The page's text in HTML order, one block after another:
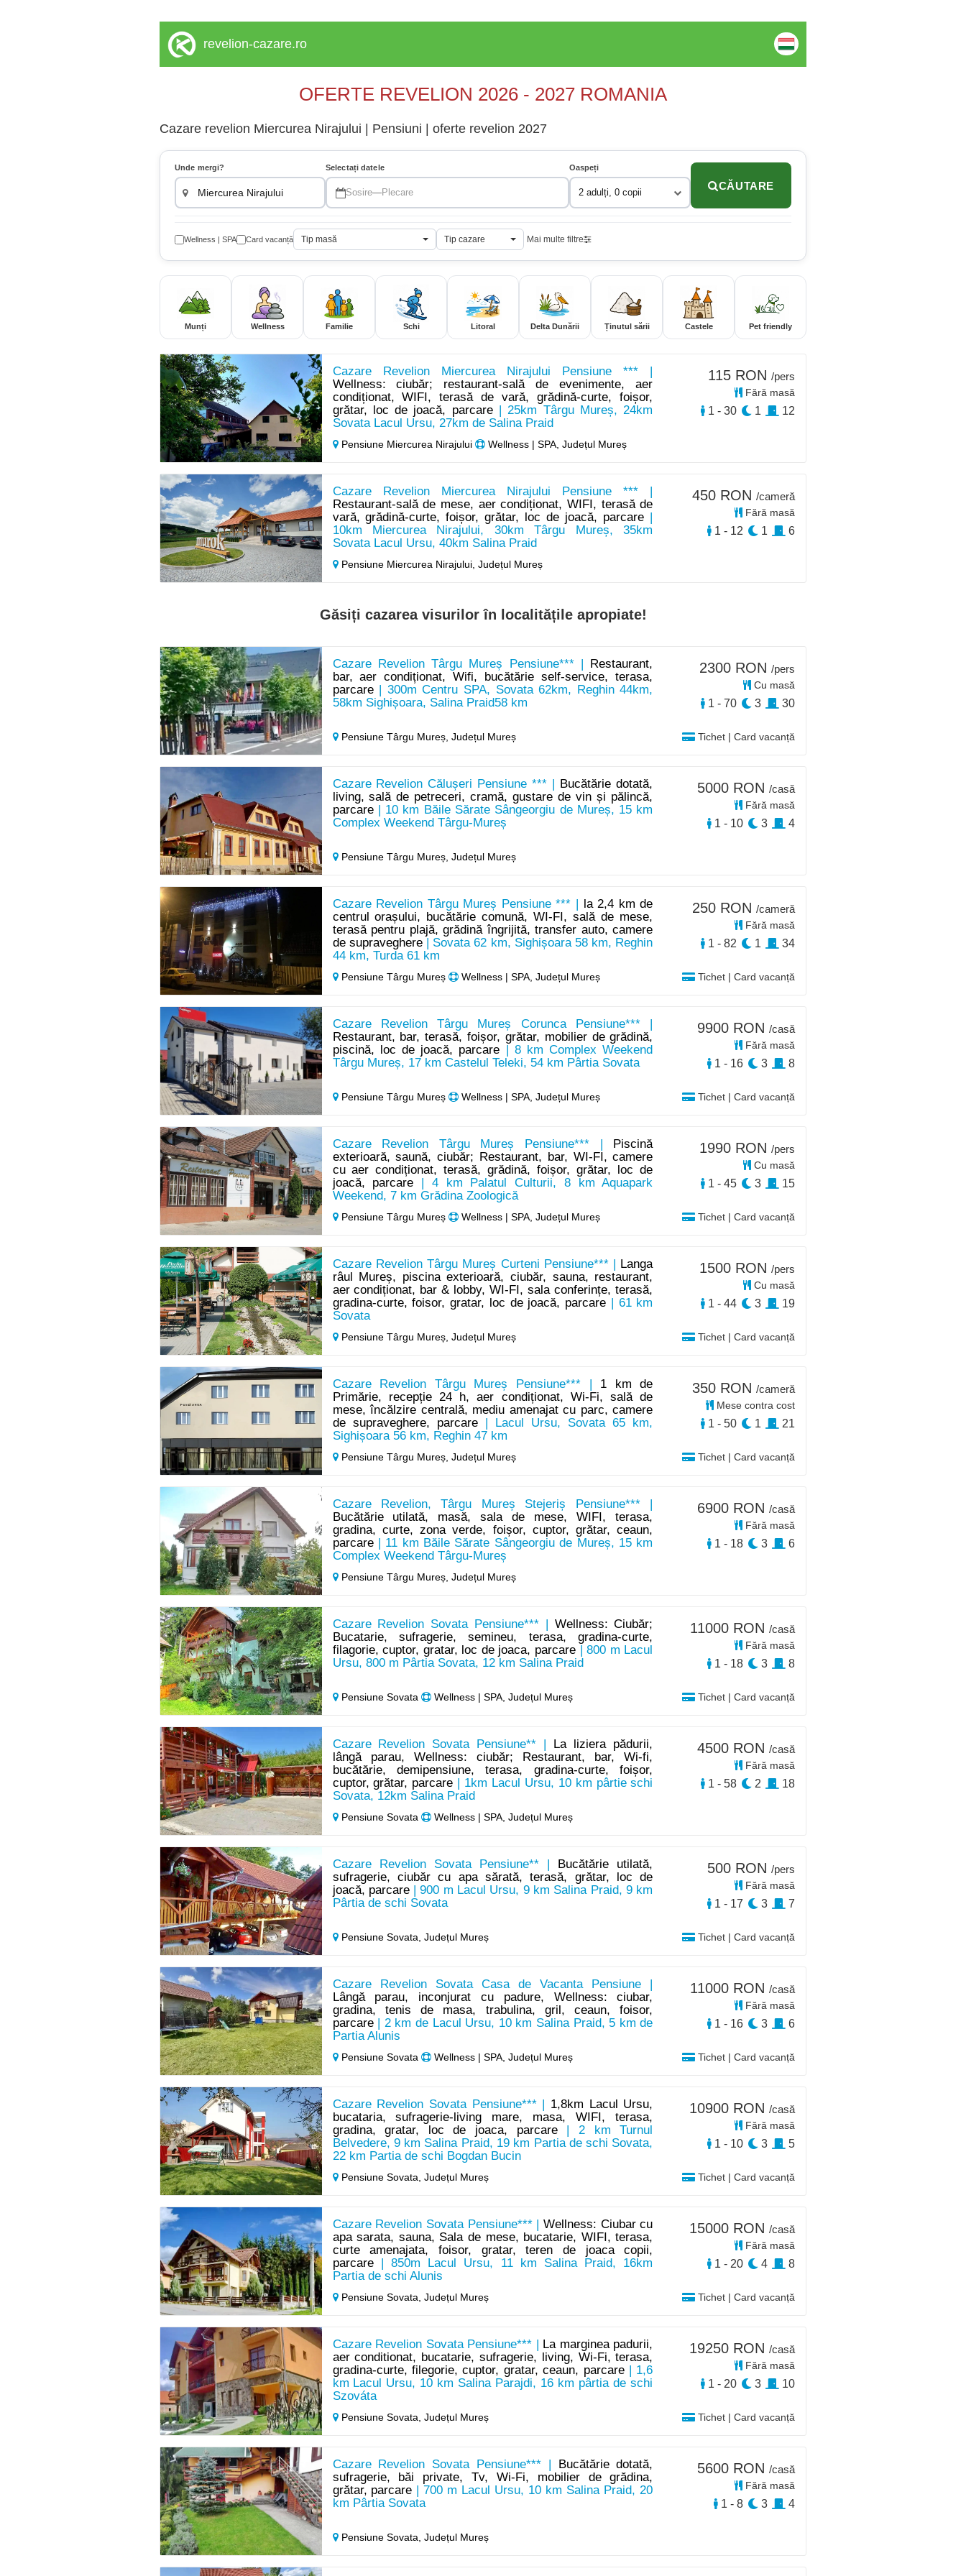
revelion-cazare.ro
OFERTE REVELION 2026 - 2027 ROMANIA
Cazare revelion Miercurea Nirajului | Pensiuni | oferte revelion 2027
Unde mergi? Selectați datele
Sosire—Plecare
Oaspeți
2 adulți, 0 copii
CĂUTARE
Wellness | SPA Card vacanță Tip masă Tip cazare Mai multe filtre
Munți Wellness Familie Schi Litoral Delta Dunării Ținutul sării Castele Pet friendly
Cazare Revelion Miercurea Nirajului Pensiune *** |
Wellness: ciubăr; restaurant-sală de evenimente, aer
condiționat, WIFI, terasă de vară, grădină-curte, foișor,
grătar, loc de joacă, parcare| 25km Târgu Mureș, 24km
Sovata Lacul Ursu, 27km de Salina Praid
Pensiune Miercurea Nirajului Wellness | SPA, Județul Mureș
115 RON /pers
Fără masă
1 - 30 1 12
Cazare Revelion Miercurea Nirajului Pensiune *** |
Restaurant-sală de mese, aer condiționat, WIFI, terasă de
vară, grădină-curte, foișor, grătar, loc de joacă, parcare
10km Miercurea Nirajului, 30km Târgu Mureș, 35km
Sovata Lacul Ursu, 40km Salina Praid
Pensiune Miercurea Nirajului, Județul Mureș
450 RON /cameră
Fără masă
1 - 12 1 6
Găsiți cazarea visurilor în localitățile apropiate!
Cazare Revelion Târgu Mureș Pensiune*** |
Restaurant,
bar, aer condiționat, Wifi, bucătărie self-service, terasa,
parcare| 300m Centru SPA, Sovata 62km, Reghin 44km,
58km Sighișoara, Salina Praid58 km
Pensiune Târgu Mureș, Județul Mureș Tichet | Card vacanță
2300 RON /pers
Cu masă
1 - 70 3 30
Cazare Revelion Călușeri Pensiune *** |
Bucătărie dotată,
living, sală de petreceri, cramă, gustare de vin și pălincă,
parcare| 10 km Băile Sărate Sângeorgiu de Mureș, 15 km
Complex Weekend Târgu-Mureș
Pensiune Târgu Mureș, Județul Mureș
5000 RON /casă
Fără masă
1 - 10 3 4
Cazare Revelion Târgu Mureș Pensiune *** |
la 2,4 km de
centrul orașului, bucătărie comună, WI-FI, sală de mese,
terasă pentru plajă, grădină îngrijită, transfer auto, camere
de supraveghere| Sovata 62 km, Sighișoara 58 km, Reghin
44 km, Turda 61 km
Pensiune Târgu Mureș Wellness | SPA, Județul Mureș Tichet | Card vacanță
250 RON /cameră
Fără masă
1 - 82 1 34
Cazare Revelion Târgu Mureș Corunca Pensiune*** |
Restaurant, bar, terasă, foișor, grătar, mobilier de grădină,
piscină, loc de joacă, parcare | 8 km Complex Weekend
Târgu Mureș, 17 km Castelul Teleki, 54 km Pârtia Sovata
Pensiune Târgu Mureș Wellness | SPA, Județul Mureș Tichet | Card vacanță
9900 RON /casă
Fără masă
1 - 16 3 8
Cazare Revelion Târgu Mureș Pensiune*** |
Piscină
exterioară, saună, ciubăr; Restaurant, bar, WI-FI, camere
cu aer condiționat, terasă, grădină, foișor, grătar, loc de
joacă, parcare | 4 km Palatul Culturii, 8 km Aquapark
Weekend, 7 km Grădina Zoologică
Pensiune Târgu Mureș Wellness | SPA, Județul Mureș Tichet | Card vacanță
1990 RON /pers
Cu masă
1 - 45 3 15
Cazare Revelion Târgu Mureș Curteni Pensiune*** |
Langa
râul Mureș, piscina exterioară, ciubăr, sauna, restaurant,
aer condiționat, bar & lobby, WI-FI, sala conferințe, terasă,
gradina-curte, foisor, gratar, loc de joacă, parcare | 61 km
Sovata
Pensiune Târgu Mureș, Județul Mureș Tichet | Card vacanță
1500 RON /pers
Cu masă
1 - 44 3 19
Cazare Revelion Târgu Mureș Pensiune*** | 1 km de
Primărie, recepție 24 h, aer condiționat, Wi-Fi, sală de
mese, încălzire centrală, mediu amenajat cu parc, camere
de supraveghere, parcare| Lacul Ursu, Sovata 65 km,
Sighișoara 56 km, Reghin 47 km
Pensiune Târgu Mureș, Județul Mureș Tichet | Card vacanță
350 RON /cameră
Mese contra cost
1 - 50 1 21
Cazare Revelion, Târgu Mureș Stejeriș Pensiune*** |
Bucătărie utilată, masă, sala de mese, WIFI, terasa,
gradina, curte, zona verde, foișor, cuptor, grătar, ceaun,
parcare| 11 km Băile Sărate Sângeorgiu de Mureș, 15 km
Complex Weekend Târgu-Mureș
Pensiune Târgu Mureș, Județul Mureș
6900 RON /casă
Fără masă
1 - 18 3 6
Cazare Revelion Sovata Pensiune*** | Wellness: Ciubăr;
Bucatarie, sufragerie, semineu, terasa, gradina-curte,
filagorie, cuptor, gratar, loc de joaca, parcare | 800 m Lacul
Ursu, 800 m Pârtia Sovata, 12 km Salina Praid
Pensiune Sovata Wellness | SPA, Județul Mureș Tichet | Card vacanță
11000 RON /casă
Fără masă
1 - 18 3 8
Cazare Revelion Sovata Pensiune** |
La liziera pădurii,
lângă parau, Wellness: ciubăr; Restaurant, bar, Wi-fi,
bucătărie, demipensiune, terasa, gradina-curte, foișor,
cuptor, grătar, parcare | 1km Lacul Ursu, 10 km pârtie schi
Sovata, 12km Salina Praid
Pensiune Sovata Wellness | SPA, Județul Mureș
4500 RON /casă
Fără masă
1 - 58 2 18
Cazare Revelion Sovata Pensiune** |
Bucătărie utilată,
sufragerie, ciubăr cu apa sărată, terasă, grătar, loc de
joacă, parcare| 900 m Lacul Ursu, 9 km Salina Praid, 9 km
Pârtia de schi Sovata
Pensiune Sovata, Județul Mureș Tichet | Card vacanță
500 RON /pers
Fără masă
1 - 17 3 7
Cazare Revelion Sovata Casa de Vacanta Pensiune |
Lângă parau, inconjurat cu padure, Wellness: ciubar,
gradina, tenis de masa, trabulina, gril, ceaun, foisor,
parcare| 2 km de Lacul Ursu, 10 km Salina Praid, 5 km de
Partia Alunis
Pensiune Sovata Wellness | SPA, Județul Mureș Tichet | Card vacanță
11000 RON /casă
Fără masă
1 - 16 3 6
Cazare Revelion Sovata Pensiune*** | 1,8km Lacul Ursu,
bucataria, sufragerie-living mare, masa, WIFI, terasa,
gradina, gratar, loc de joaca, parcare| 2 km Turnul
Belvedere, 9 km Salina Praid, 19 km Partia de schi Sovata,
22 km Partia de schi Bogdan Bucin
Pensiune Sovata, Județul Mureș Tichet | Card vacanță
10900 RON /casă
Fără masă
1 - 10 3 5
Cazare Revelion Sovata Pensiune*** |Wellness: Ciubar cu
apa sarata, sauna, Sala de mese, bucatarie, WIFI, terasa,
curte amenajata, foisor, gratar, teren de joaca copii,
parcare| 850m Lacul Ursu, 11 km Salina Praid, 16km
Partia de schi Alunis
Pensiune Sovata, Județul Mureș Tichet | Card vacanță
15000 RON /casă
Fără masă
1 - 20 4 8
Cazare Revelion Sovata Pensiune*** |
La marginea padurii,
aer conditionat, bucatarie, sufragerie, living, Wi-Fi, terasa,
gradina-curte, filegorie, cuptor, gratar, ceaun, parcare| 1,6
km Lacul Ursu, 10 km Salina Parajdi, 16 km pârtia de schi
Szováta
Pensiune Sovata, Județul Mureș Tichet | Card vacanță
19250 RON /casă
Fără masă
1 - 20 3 10
Cazare Revelion Sovata Pensiune*** |
Bucătărie dotată,
sufragerie, băi private, Tv, Wi-Fi, mobilier de grădina,
grătar, parcare | 700 m Lacul Ursu, 10 km Salina Praid, 20
km Pârtia Sovata
Pensiune Sovata, Județul Mureș
5600 RON /casă
Fără masă
1 - 8 3 4